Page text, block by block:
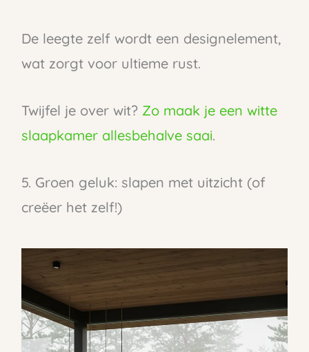
De leegte zelf wordt een designelement,
wat zorgt voor ultieme rust.
Twijfel je over wit? Zo maak je een witte
slaapkamer allesbehalve saai.
5. Groen geluk: slapen met uitzicht (of
creëer het zelf!)